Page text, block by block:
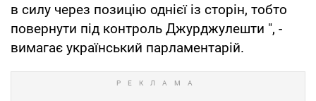
в силу через позицію однієї із сторін, тобто
повернути під контроль Джурджулешти ", -
вимагає український парламентарій.